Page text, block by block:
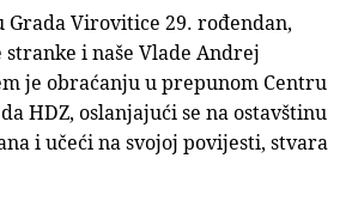
Grada Virovitice 29. rođendan,
i naše Vlade Andrej
je obraćanju u prepunom Centru
HDZ, oslanjajući se na ostavštinu
i učeći na svojoj povijesti, stvara